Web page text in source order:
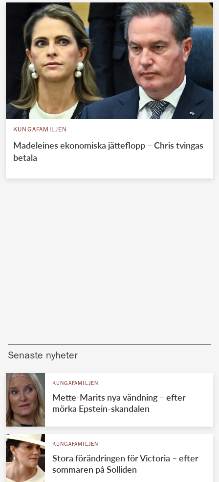
KUNGAFAMILJEN
Madeleines ekonomiska jätteflopp – Chris tvingas
betala
Senaste nyheter
KUNGAFAMILJEN
Mette-Marits nya vändning – efter
mörka Epstein-skandalen
KUNGAFAMILJEN
Stora förändringen för Victoria – efter
sommaren på Solliden